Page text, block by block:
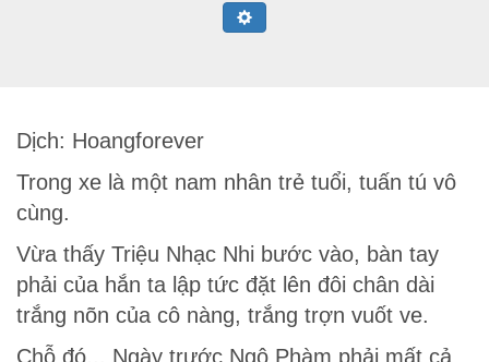
Dịch: Hoangforever
Trong xe là một nam nhân trẻ tuổi, tuấn tú vô
cùng.
Vừa thấy Triệu Nhạc Nhi bước vào, bàn tay
phải của hắn ta lập tức đặt lên đôi chân dài
trắng nõn của cô nàng, trắng trợn vuốt ve.
Chỗ đó... Ngày trước Ngô Phàm phải mất cả